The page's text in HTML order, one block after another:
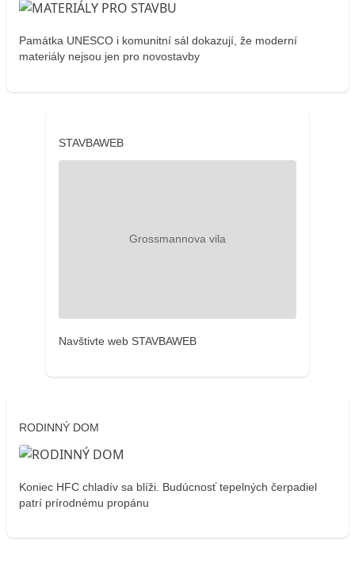
Památka UNESCO i komunitní sál dokazují, že moderní
materiály nejsou jen pro novostavby
STAVBAWEB
Navštivte web STAVBAWEB
RODINNÝ DOM
Koniec HFC chladív sa blíži. Budúcnosť tepelných čerpadiel
patrí prírodnému propánu